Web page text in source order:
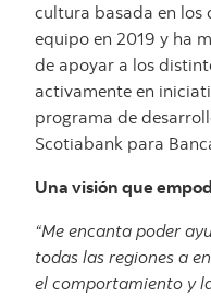
cultura basada en los
equipo en 2019 y ha
de apoyar a los
activamente en
programa de
Scotiabank para
Una visión que
“Me encanta poder
todas las regiones a
el comportamiento y